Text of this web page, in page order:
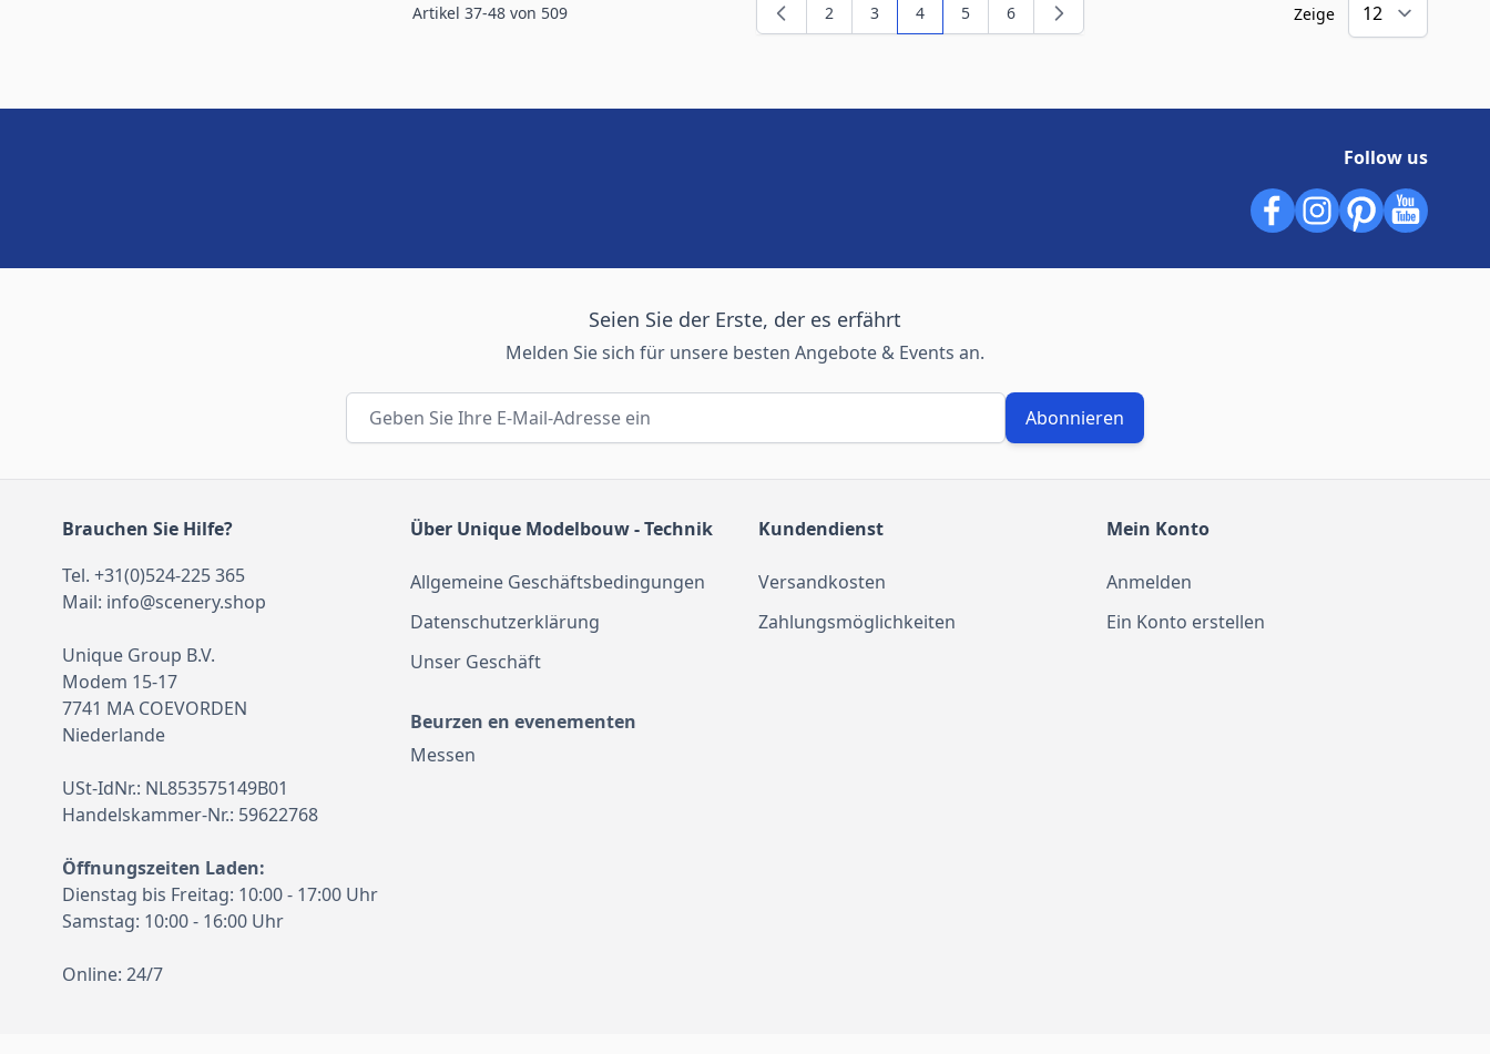
Artikel 37-48 von 509 Seite
2 Seite
3 Sie lesen gerade die Seite
4 Seite
5 Seite
6 Zeige
Follow us
Seien Sie der Erste, der es erfährt
Melden Sie sich für unsere besten Angebote & Events an.
E-Mail-Adresse
Abonnieren
Brauchen Sie Hilfe?
Tel. +31(0)524-225 365
Mail: info@scenery.shop
Unique Group B.V.
Modem 15-17
7741 MA COEVORDEN
Niederlande
USt-IdNr.: NL853575149B01
Handelskammer-Nr.: 59622768
Öffnungszeiten Laden:
Dienstag bis Freitag: 10:00 - 17:00 Uhr
Samstag: 10:00 - 16:00 Uhr
Online: 24/7
Über Unique Modelbouw - Technik
Allgemeine Geschäftsbedingungen
Datenschutzerklärung
Unser Geschäft
Beurzen en evenementen
Messen
Kundendienst
Versandkosten
Zahlungsmöglichkeiten
Mein Konto
Anmelden
Ein Konto erstellen